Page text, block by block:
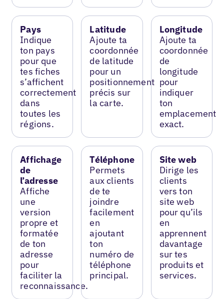
Pays
Indique
ton pays
pour que
tes fiches
s’affichent
correctement
dans
toutes les
régions.
Latitude
Ajoute ta
coordonnée
de latitude
pour un
positionnement
précis sur
la carte.
Longitude
Ajoute ta
coordonnée
de
longitude
pour
indiquer
ton
emplacement
exact.
Affichage
de
l’adresse
Affiche
une
version
propre et
formatée
de ton
adresse
pour
faciliter la
reconnaissance.
Téléphone
Permets
aux clients
de te
joindre
facilement
en
ajoutant
ton
numéro de
téléphone
principal.
Site web
Dirige les
clients
vers ton
site web
pour qu’ils
en
apprennent
davantage
sur tes
produits et
services.